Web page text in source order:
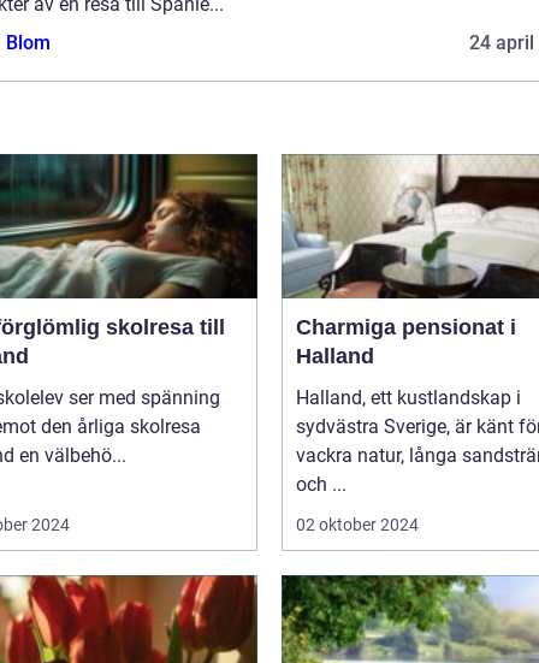
Blom
24 april
skolresa till
ser med spänning
den årliga skolresa
en välbehö...
2024
Charmiga pensionat i
Halland
Halland, ett kustlandskap i
sydvästra Sverige, är känt
vackra natur, långa
och ...
02 oktober 2024